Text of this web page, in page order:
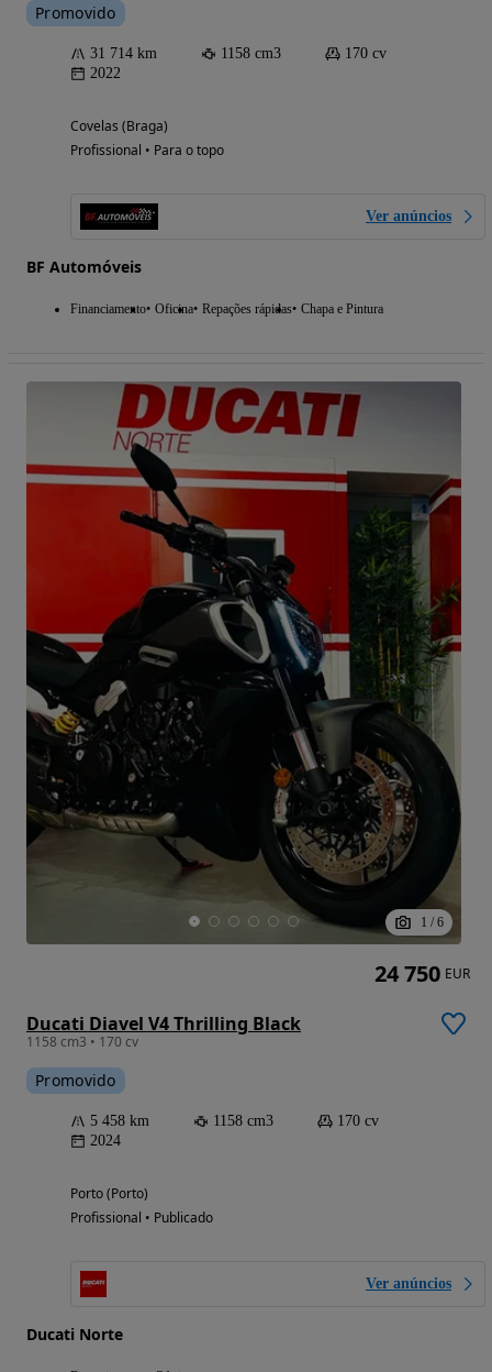
Promovido
31 714 km 1158 cm3
170 cv
2022
Covelas (Braga)
Profissional • Para o topo
Ver anúncios
BF Automóveis
Financiamento Oficina Repações rápidas Chapa e Pintura
1 / 6
Ducati Diavel V4 Thrilling Black
1158 cm3 • 170 cv
Promovido
5 458 km 1158 cm3
170 cv
2024
Porto (Porto)
Profissional • Publicado
Ver anúncios
Ducati Norte
24 750 EUR